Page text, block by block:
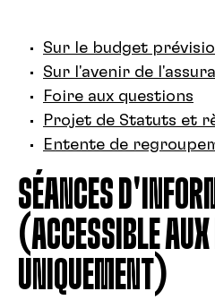
Sur le budget
Sur l'avenir de
Foire aux questions
Projet de Statuts et
Entente de
SÉANCES
(ACCESSIBLE
UNIQUEMENT)